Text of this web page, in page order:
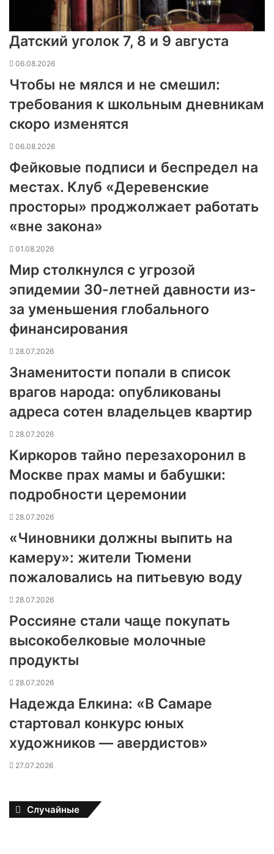
Датский уголок 7, 8 и 9 августа
06.08.2026
Чтобы не мялся и не смешил:
требования к школьным дневникам
скоро изменятся
06.08.2026
Фейковые подписи и беспредел на
местах. Клуб «Деревенские
просторы» проджолжает работать
«вне закона»
01.08.2026
Мир столкнулся с угрозой
эпидемии 30-летней давности из-
за уменьшения глобального
финансирования
28.07.2026
Знаменитости попали в список
врагов народа: опубликованы
адреса сотен владельцев квартир
28.07.2026
Киркоров тайно перезахоронил в
Москве прах мамы и бабушки:
подробности церемонии
28.07.2026
«Чиновники должны выпить на
камеру»: жители Тюмени
пожаловались на питьевую воду
28.07.2026
Россияне стали чаще покупать
высокобелковые молочные
продукты
28.07.2026
Надежда Елкина: «В Самаре
стартовал конкурс юных
художников — авердистов»
27.07.2026
Случайные